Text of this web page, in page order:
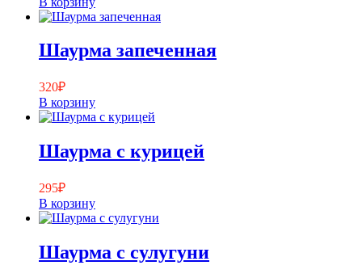
Шаурма запеченная
320₽
В корзину
Шаурма с курицей
295₽
В корзину
Шаурма с сулугуни